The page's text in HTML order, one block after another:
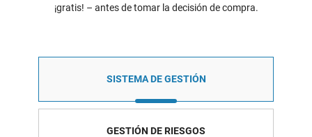
¡gratis! – antes de tomar la decisión de compra.
SISTEMA DE GESTIÓN
GESTIÓN DE RIESGOS